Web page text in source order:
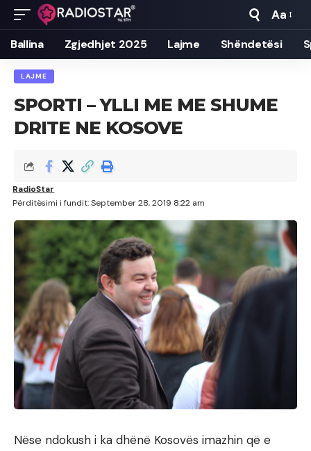
Font
Resizer
Aa
Ballina Zgjedhjet 2025 Lajme Shëndetësi
LAJME
SPORTI – YLLI ME ME SHUME
DRITE NE KOSOVE
Përditësimi i fundit: September 28, 2019 8:22 am
RadioStar
Nëse ndokush i ka dhënë Kosovës imazhin që e